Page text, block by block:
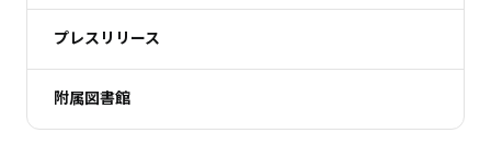
プレスリリース
附属図書館